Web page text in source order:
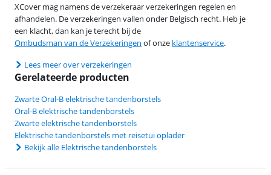
XCover mag namens de verzekeraar verzekeringen regelen en
afhandelen. De verzekeringen vallen onder Belgisch recht. Heb je
een klacht, dan kan je terecht bij de
Ombudsman van de Verzekeringen of onze klantenservice.
Lees meer over verzekeringen
Gerelateerde producten
Zwarte Oral-B elektrische tandenborstels
Oral-B elektrische tandenborstels
Zwarte elektrische tandenborstels
Elektrische tandenborstels met reisetui oplader
Bekijk alle Elektrische tandenborstels